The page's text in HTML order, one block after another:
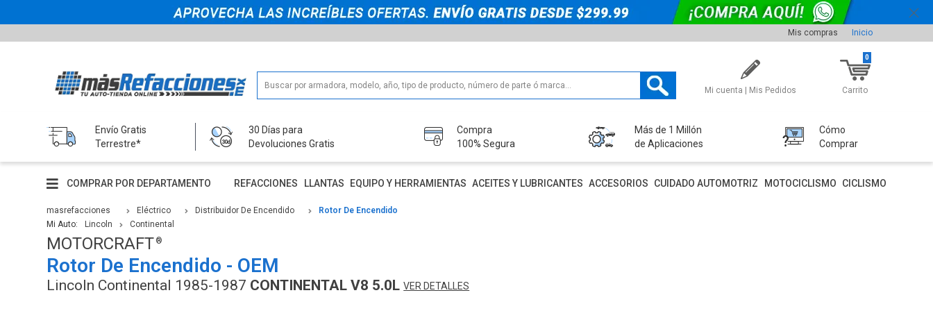
Mis compras Inicio
Mi cuenta | Mis Pedidos Carrito
0
Envío Gratis
Terrestre*
30 Días para
Devoluciones Gratis
Compra
100% Segura
Más de 1 Millón
de Aplicaciones
Cómo
Comprar
COMPRAR POR DEPARTAMENTO REFACCIONES LLANTAS EQUIPO Y HERRAMIENTAS ACEITES Y LUBRICANTES ACCESORIOS CUIDADO AUTOMOTRIZ MOTOCICLISMO CICLISMO
masrefacciones Eléctrico Distribuidor De Encendido
Rotor De Encendido
Mi Auto:
Lincoln Continental
MOTORCRAFT
Rotor De Encendido - OEM
Lincoln Continental 1985-1987 CONTINENTAL V8 5.0L VER DETALLES